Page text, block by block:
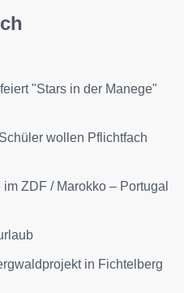
"Stars in der Manege"
wollen Pflichtfach
ZDF / Marokko – Portugal
in Fichtelberg